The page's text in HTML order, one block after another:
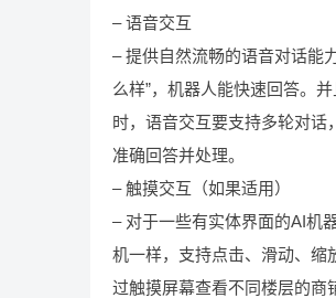
– 语音交互
– 提供自然流畅的语音对话能
么样”，机器人能快速回答。
时，语音交互要支持多轮对
准确回答并处理。
– 触摸交互（如果适用）
– 对于一些有实体界面的AI机
机一样，支持点击、滑动、缩
过触摸屏幕查看不同楼层的商